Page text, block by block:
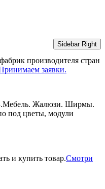
Sidebar Right
производителя стран
заявки.
Мебель. Жалюзи. Ширмы.
под цветы, модули
и купить товар.Смотри